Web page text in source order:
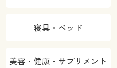
寝具・ベッド
美容・健康・サプリメント